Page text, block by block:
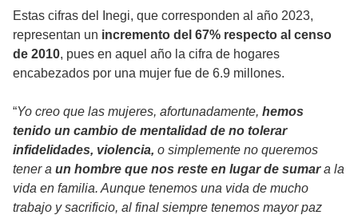
Estas cifras del Inegi, que corresponden al año 2023,
representan un incremento del 67% respecto al censo
de 2010, pues en aquel año la cifra de hogares
encabezados por una mujer fue de 6.9 millones.
“Yo creo que las mujeres, afortunadamente, hemos
tenido un cambio de mentalidad de no tolerar
infidelidades, violencia, o simplemente no queremos
tener a un hombre que nos reste en lugar de sumara la
vida en familia. Aunque tenemos una vida de mucho
trabajo y sacrificio, al final siempre tenemos mayor paz